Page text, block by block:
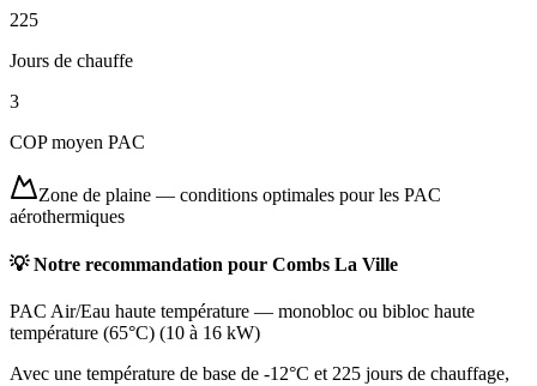
225
Jours de chauffe
3
COP moyen PAC
Zone de plaine — conditions optimales pour les PAC
aérothermiques
💡 Notre recommandation pour Combs La Ville
PAC Air/Eau haute température — monobloc ou bibloc haute
température (65°C) (10 à 16 kW)
Avec une température de base de -12°C et 225 jours de chauffage,